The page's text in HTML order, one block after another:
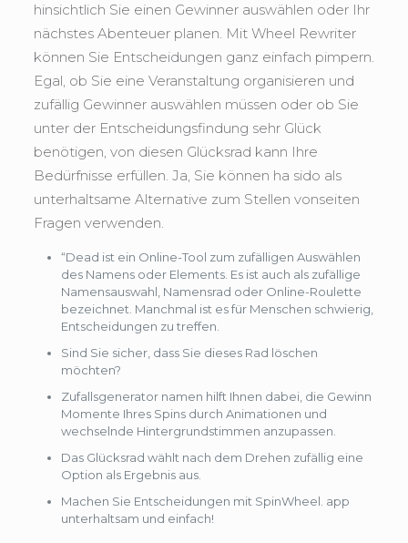
hinsichtlich Sie einen Gewinner auswählen oder Ihr
nächstes Abenteuer planen. Mit Wheel Rewriter
können Sie Entscheidungen ganz einfach pimpern.
Egal, ob Sie eine Veranstaltung organisieren und
zufällig Gewinner auswählen müssen oder ob Sie
unter der Entscheidungsfindung sehr Glück
benötigen, von diesen Glücksrad kann Ihre
Bedürfnisse erfüllen. Ja, Sie können ha sido als
unterhaltsame Alternative zum Stellen vonseiten
Fragen verwenden.
“Dead ist ein Online-Tool zum zufälligen Auswählen
des Namens oder Elements. Es ist auch als zufällige
Namensauswahl, Namensrad oder Online-Roulette
bezeichnet. Manchmal ist es für Menschen schwierig,
Entscheidungen zu treffen.
Sind Sie sicher, dass Sie dieses Rad löschen
möchten?
Zufallsgenerator namen hilft Ihnen dabei, die Gewinn
Momente Ihres Spins durch Animationen und
wechselnde Hintergrundstimmen anzupassen.
Das Glücksrad wählt nach dem Drehen zufällig eine
Option als Ergebnis aus.
Machen Sie Entscheidungen mit SpinWheel. app
unterhaltsam und einfach!